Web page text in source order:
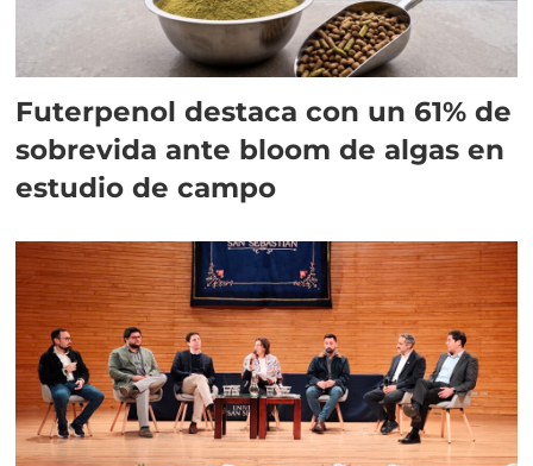
Futerpenol destaca con un 61% de
sobrevida ante bloom de algas en
estudio de campo